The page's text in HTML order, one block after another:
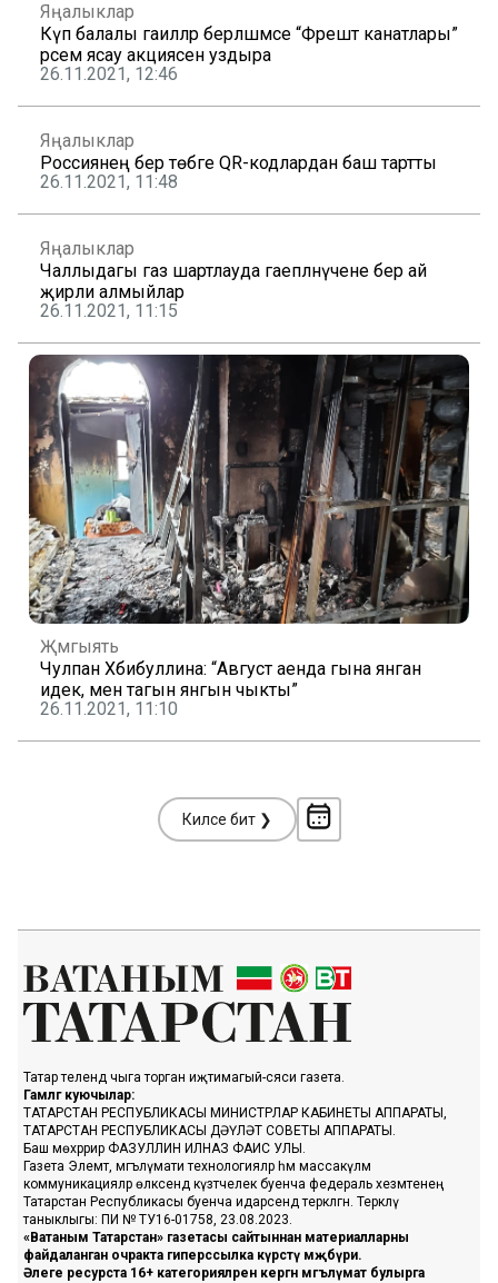
Яңалыклар
Күп балалы гаиләләр берләшмәсе “Фәрештә канатлары”
рәсем ясау акциясен уздыра
26.11.2021, 12:46
Яңалыклар
Россиянең бер төбәге QR-кодлардан баш тартты
26.11.2021, 11:48
Яңалыклар
Чаллыдагы газ шартлауда гаепләнүчене бер ай
җирли алмыйлар
26.11.2021, 11:15
Җәмгыять
Чулпан Хәбибуллина: “Август аенда гына янган
идек, менә тагын янгын чыкты”
26.11.2021, 11:10
Киләсе бит ❯
Татар телендә чыга торган иҗтимагый-сәяси газета.
Гамәлгә куючылар:
ТАТАРСТАН РЕСПУБЛИКАСЫ МИНИСТРЛАР КАБИНЕТЫ АППАРАТЫ,
ТАТАРСТАН РЕСПУБЛИКАСЫ ДӘҮЛӘТ СОВЕТЫ АППАРАТЫ.
Баш мөхәррир ФАЗУЛЛИН ИЛНАЗ ФАИС УЛЫ.
Газета Элемтә, мәгълүмати технологияләр һәм массакүләм
коммуникацияләр өлкәсендә күзәтчелек буенча федераль хезмәтенең
Татарстан Республикасы буенча идарәсендә теркәлгән. Теркәлү
таныклыгы: ПИ № ТУ16-01758, 23.08.2023.
«Ватаным Татарстан» газетасы сайтыннан материалларны
файдаланган очракта гиперссылка күрсәтү мәҗбүри.
Әлеге ресурста 16+ категорияләренә кергән мәгълүмат булырга